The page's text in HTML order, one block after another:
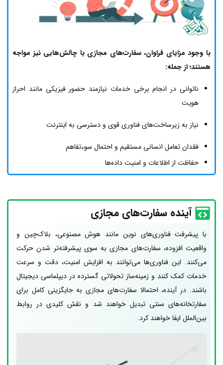
با وجود مزایای فراوان، سفارت‌های مجازی با چالش‌هایی نیز مواجه
هستند؛ از جمله:
ناتوانی در انجام برخی خدمات نیازمند حضور فیزیکی مانند احراز
هویت
نیاز به زیرساخت‌های فناوری قوی و دسترسی به اینترنت
فقدان تعامل انسانی مستقیم و احتمال سوءتفاهم
حفاظت از اطلاعات و امنیت داده‌ها
آینده سفارت‌های مجازی
با پیشرفت فناوری‌های نوین مانند هوش مصنوعی، بلاک‌چین و
واقعیت افزوده، سفارت‌های مجازی به سوی پیشرفته‌تر شدن حرکت
می‌کنند. این فناوری‌ها می‌توانند به افزایش امنیت، دقت و سرعت
خدمات کمک کنند و زمینه‌ساز تحولاتی گسترده در دیپلماسی دیجیتال
باشند. در آینده، احتمالا سفارت‌های مجازی به جایگزینی کامل برای
سفارتخانه‌های سنتی تبدیل خواهند شد و نقش کلیدی در روابط
بین‌الملل ایفا خواهند کرد.